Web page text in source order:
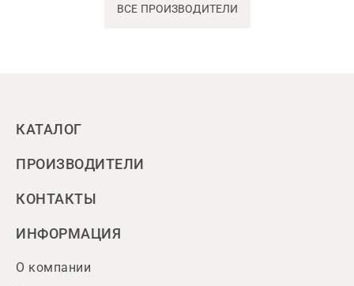
ВСЕ ПРОИЗВОДИТЕЛИ
КАТАЛОГ
ПРОИЗВОДИТЕЛИ
КОНТАКТЫ
ИНФОРМАЦИЯ
О компании